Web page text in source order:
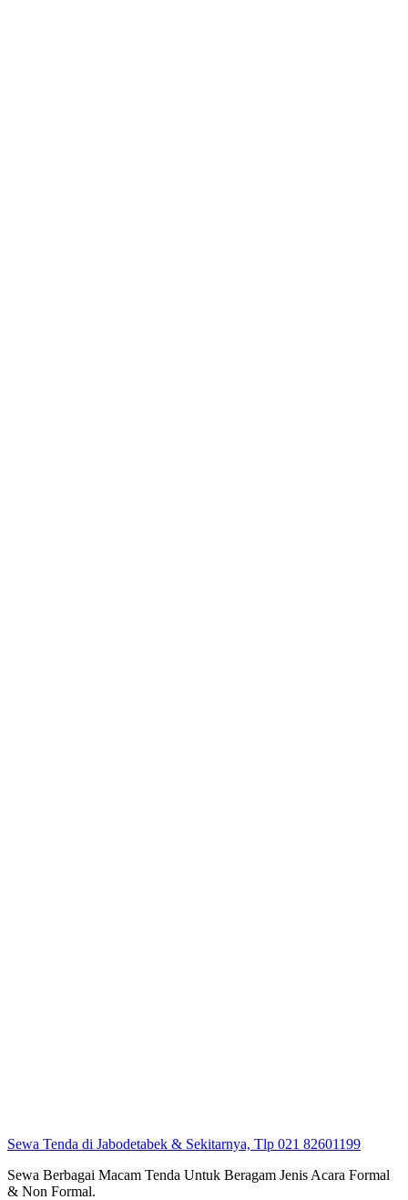
Sewa Tenda di Jabodetabek & Sekitarnya, Tlp 021 82601199
Sewa Berbagai Macam Tenda Untuk Beragam Jenis Acara Formal
& Non Formal.